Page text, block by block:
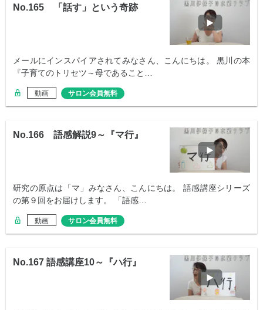
No.165 「話す」という奇跡
メールにインスパイアされてみなさん、こんにちは。 黒川の本
『子育てのトリセツ～母であること…
動画 サロン会員無料
No.166 語感解説9～『マ行』
研究の原点は「マ」みなさん、こんにちは。 語感講座シリーズ
の第９回をお届けします。 「語感…
動画 サロン会員無料
No.167 語感講座10～『ハ行』